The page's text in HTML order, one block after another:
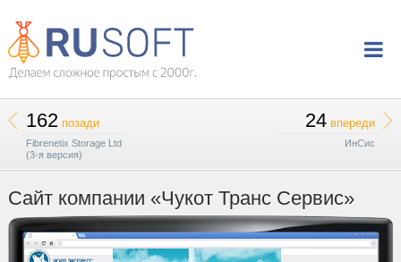
162позади
Fibrenetix Storage Ltd
(3-я версия)
24 впереди
ИнСис
Сайт компании «Чукот Транс Сервис»